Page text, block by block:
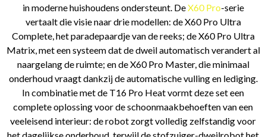
in moderne huishoudens ondersteunt. DeX60 Pro-serie
vertaalt die visie naar drie modellen: de X60 Pro Ultra
Complete, het paradepaardje van de reeks; de X60 Pro Ultra
Matrix, met een systeem dat de dweil automatisch verandert al
naargelang de ruimte; en de X60 Pro Master, die minimaal
onderhoud vraagt dankzij de automatische vulling en lediging.
In combinatie met de T16 Pro Heat vormt deze set een
complete oplossing voor de schoonmaakbehoeften van een
veeleisend interieur: de robot zorgt volledig zelfstandig voor